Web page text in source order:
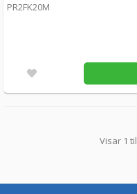
PR2FK20M
Visar 1